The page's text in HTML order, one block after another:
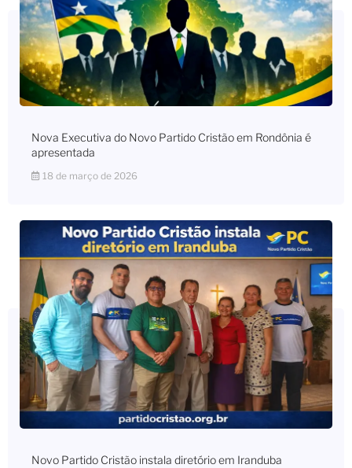
Nova Executiva do Novo Partido Cristão em Rondônia é
apresentada
18 de março de 2026
Novo Partido Cristão instala diretório em Iranduba